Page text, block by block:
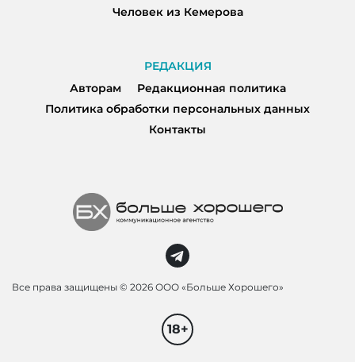
Человек из Кемерова
РЕДАКЦИЯ
Авторам
Редакционная политика
Политика обработки персональных данных
Контакты
Все права защищены © 2026 ООО «Больше Хорошего»
18+